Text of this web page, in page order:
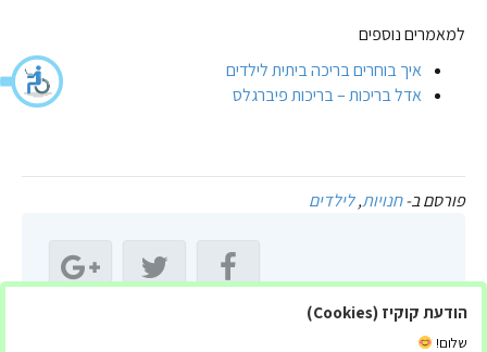
למאמרים נוספים
איך בוחרים בריכה ביתית לילדים
אדל בריכות – בריכות פיברגלס
פורסם ב-חנויות,לילדים
שתף מאמר זה:
הודעת קוקיז (Cookies)
שלום!